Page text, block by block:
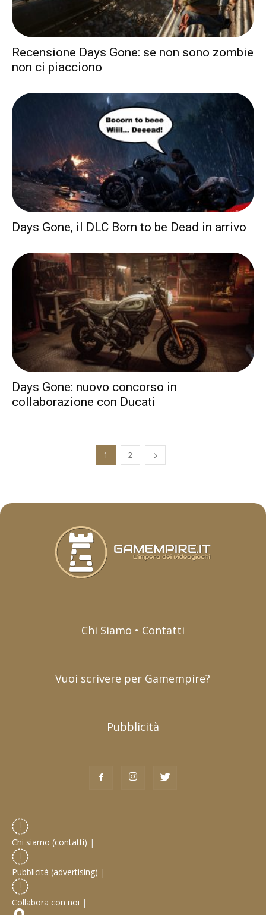
Recensione Days Gone: se non sono zombie
non ci piacciono
Days Gone, il DLC Born to be Dead in arrivo
Days Gone: nuovo concorso in
collaborazione con Ducati
1 2
Chi Siamo • Contatti
Vuoi scrivere per Gamempire?
Pubblicità
Chi siamo (contatti) |
Pubblicità (advertising) |
Collabora con noi |